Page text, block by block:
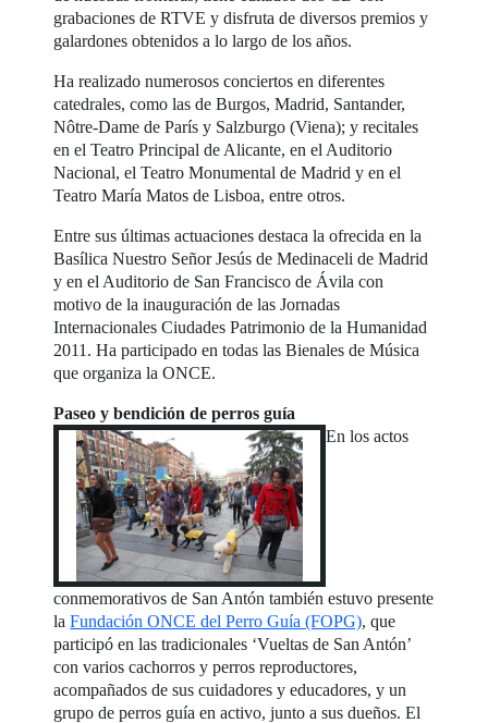
grabaciones de RTVE y disfruta de diversos premios y
galardones obtenidos a lo largo de los años.
Ha realizado numerosos conciertos en diferentes
catedrales, como las de Burgos, Madrid, Santander,
Nôtre-Dame de París y Salzburgo (Viena); y recitales
en el Teatro Principal de Alicante, en el Auditorio
Nacional, el Teatro Monumental de Madrid y en el
Teatro María Matos de Lisboa, entre otros.
Entre sus últimas actuaciones destaca la ofrecida en la
Basílica Nuestro Señor Jesús de Medinaceli de Madrid
y en el Auditorio de San Francisco de Ávila con
motivo de la inauguración de las Jornadas
Internacionales Ciudades Patrimonio de la Humanidad
2011. Ha participado en todas las Bienales de Música
que organiza la ONCE.
Paseo y bendición de perros guía
En los actos
conmemorativos de San Antón también estuvo presente
laFundación ONCE del Perro Guía (FOPG), que
participó en las tradicionales ‘Vueltas de San Antón’
con varios cachorros y perros reproductores,
acompañados de sus cuidadores y educadores, y un
grupo de perros guía en activo, junto a sus dueños. El